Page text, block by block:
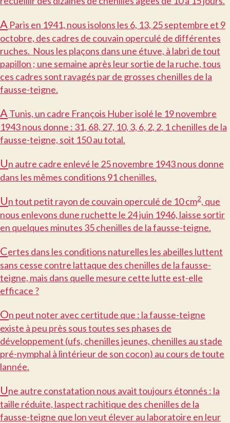
A Paris en 1941, nous isolons les 6, 13, 25 septembre et 9
octobre, des cadres de couvain operculé de différentes
ruches. Nous les plaçons dans une étuve, à labri de tout
papillon ; une semaine après leur sortie de la ruche, tous
ces cadres sont ravagés par de grosses chenilles de la
fausse-teigne.
A Tunis, un cadre François Huber isolé le 19 novembre
1943 nous donne : 31, 68, 27, 10, 3, 6, 2, 2, 1 chenilles de la
fausse-teigne, soit 150 au total.
Un autre cadre enlevé le 25 novembre 1943 nous donne
dans les mêmes conditions 91 chenilles.
Un tout petit rayon de couvain operculé de 10 cm2, que
nous enlevons dune ruchette le 24 juin 1946, laisse sortir
en quelques minutes 35 chenilles de la fausse-teigne.
Certes dans les conditions naturelles les abeilles luttent
sans cesse contre lattaque des chenilles de la fausse-
teigne, mais dans quelle mesure cette lutte est-elle
efficace ?
On peut noter avec certitude que : la fausse-teigne
existe à peu près sous toutes ses phases de
développement (ufs, chenilles jeunes, chenilles au stade
pré-nymphal à lintérieur de son cocon) au cours de toute
lannée.
Une autre constatation nous avait toujours étonnés : la
taille réduite, laspect rachitique des chenilles de la
fausse-teigne que lon veut élever au laboratoire en leur